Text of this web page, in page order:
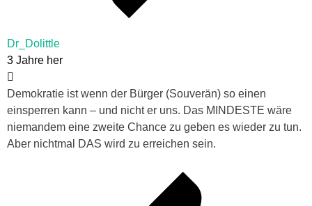
Dr_Dolittle
3 Jahre her
Demokratie ist wenn der Bürger (Souverän) so einen
einsperren kann – und nicht er uns. Das MINDESTE wäre
niemandem eine zweite Chance zu geben es wieder zu tun.
Aber nichtmal DAS wird zu erreichen sein.